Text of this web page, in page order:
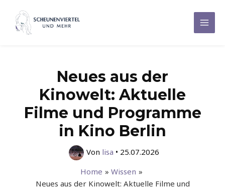
Inhalt
springen
Main
Neues aus der
Kinowelt: Aktuelle
Filme und Programme
in Kino Berlin
Von lisa • 25.07.2026
Home
Wissen
Neues aus der Kinowelt: Aktuelle Filme und